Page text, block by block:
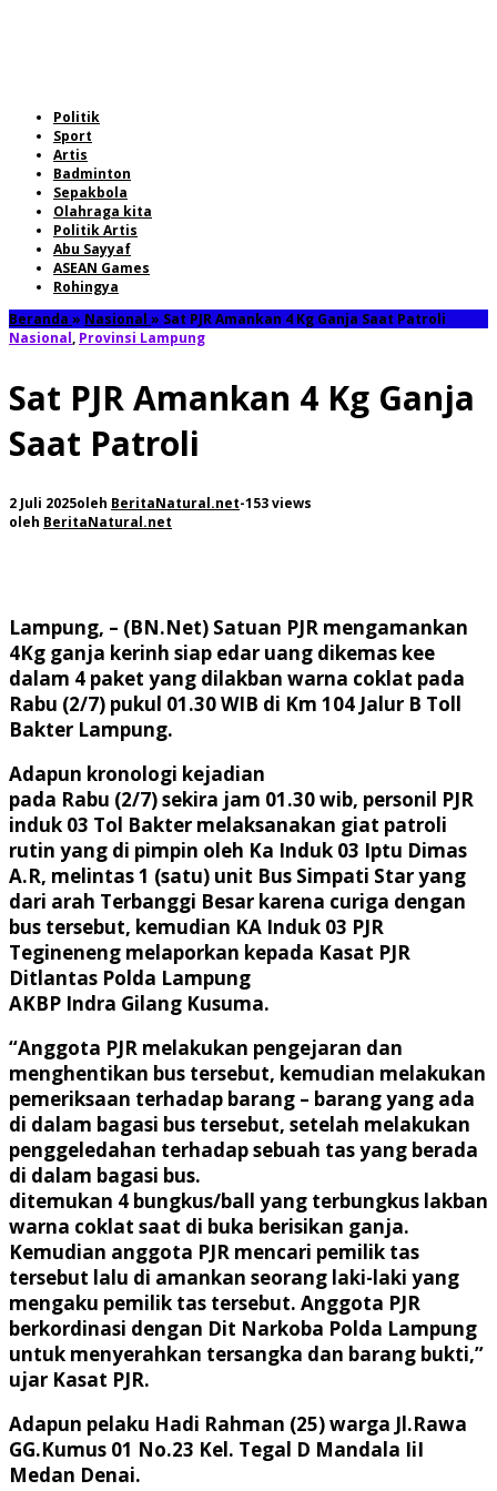
Politik
Sport
Artis
Badminton
Sepakbola
Olahraga kita
Politik Artis
Abu Sayyaf
ASEAN Games
Rohingya
Beranda » Nasional » Sat PJR Amankan 4 Kg Ganja Saat Patroli
Nasional, Provinsi Lampung
Sat PJR Amankan 4 Kg Ganja
Saat Patroli
2 Juli 2025oleh BeritaNatural.net-153 views
oleh BeritaNatural.net
Lampung, – (BN.Net) Satuan PJR mengamankan
4Kg ganja kerinh siap edar uang dikemas kee
dalam 4 paket yang dilakban warna coklat pada
Rabu (2/7) pukul 01.30 WIB di Km 104 Jalur B Toll
Bakter Lampung.
Adapun kronologi kejadian
pada Rabu (2/7) sekira jam 01.30 wib, personil PJR
induk 03 Tol Bakter melaksanakan giat patroli
rutin yang di pimpin oleh Ka Induk 03 Iptu Dimas
A.R, melintas 1 (satu) unit Bus Simpati Star yang
dari arah Terbanggi Besar karena curiga dengan
bus tersebut, kemudian KA Induk 03 PJR
Tegineneng melaporkan kepada Kasat PJR
Ditlantas Polda Lampung
AKBP Indra Gilang Kusuma.
“Anggota PJR melakukan pengejaran dan
menghentikan bus tersebut, kemudian melakukan
pemeriksaan terhadap barang – barang yang ada
di dalam bagasi bus tersebut, setelah melakukan
penggeledahan terhadap sebuah tas yang berada
di dalam bagasi bus.
ditemukan 4 bungkus/ball yang terbungkus lakban
warna coklat saat di buka berisikan ganja.
Kemudian anggota PJR mencari pemilik tas
tersebut lalu di amankan seorang laki-laki yang
mengaku pemilik tas tersebut. Anggota PJR
berkordinasi dengan Dit Narkoba Polda Lampung
untuk menyerahkan tersangka dan barang bukti,”
ujar Kasat PJR.
Adapun pelaku Hadi Rahman (25) warga Jl.Rawa
GG.Kumus 01 No.23 Kel. Tegal D Mandala IiI
Medan Denai.